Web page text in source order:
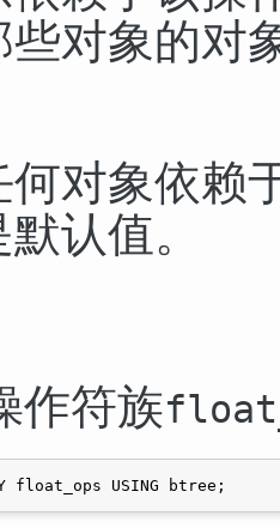
对象的对
对象依赖
认值。
作符族